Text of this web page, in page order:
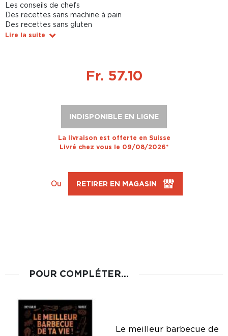
Les conseils de chefs
Des recettes sans machine à pain
Des recettes sans gluten
Lire la suite
Fr. 57.10
INDISPONIBLE EN LIGNE
La livraison est offerte en Suisse
Livré chez vous le 09/08/2026*
Ou RETIRER EN MAGASIN
POUR COMPLÉTER...
Le meilleur barbecue de